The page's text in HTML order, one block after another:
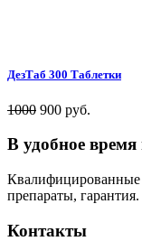
ДезТаб 300 Таблетки
1000 900 руб.
В удобное
Квалифицированные
препараты, гарантия.
Контакты